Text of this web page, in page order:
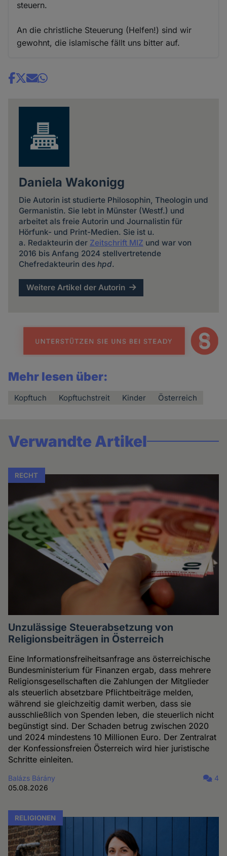
steuern.
An die christliche Steuerung (Helfen!) sind wir
gewohnt, die islamische fällt uns bitter auf.
Share
Daniela Wakonigg
Die Autorin ist studierte Philosophin, Theologin und
Germanistin. Sie lebt in Münster (Westf.) und
arbeitet als freie Autorin und Journalistin für
Hörfunk- und Print-Medien. Sie ist u.
a. Redakteurin der Zeitschrift MIZ und war von
2016 bis Anfang 2024 stellvertretende
Chefredakteurin des hpd.
Weitere Artikel der Autorin
Mehr lesen über:
Kopftuch Kopftuchstreit Kinder Österreich
Verwandte Artikel
RECHT
Unzulässige Steuerabsetzung von
Religionsbeiträgen in Österreich
Eine Informationsfreiheitsanfrage ans österreichische
Bundesministerium für Finanzen ergab, dass mehrere
Religionsgesellschaften die Zahlungen der Mitglieder
als steuerlich absetzbare Pflichtbeiträge melden,
während sie gleichzeitig damit werben, dass sie
ausschließlich von Spenden leben, die steuerlich nicht
begünstigt sind. Der Schaden betrug zwischen 2020
und 2024 mindestens 10 Millionen Euro. Der Zentralrat
der Konfessionsfreien Österreich wird hier juristische
Schritte einleiten.
Balázs Bárány
05.08.2026
4
RELIGIONEN